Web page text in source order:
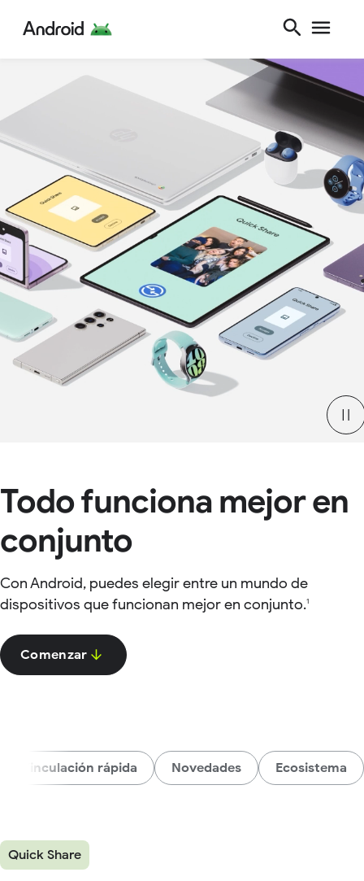
Todo funciona mejor en
conjunto
Con Android, puedes elegir entre un mundo de
dispositivos que funcionan mejor en conjunto.1
Comenzar
Vinculación rápida Novedades Ecosistema
Quick Share